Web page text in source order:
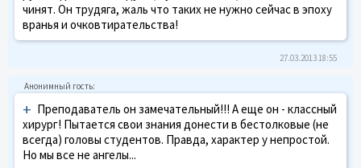
чинят. Он трудяга, жаль что таких не нужно сейчас в эпоху
вранья и очковтирательства!
27.03.2013 18:55
+ Преподаватель он замечательный!!! А еще он - классный
хирург! Пытается свои знания донести в бестолковые (не
всегда) головы студентов. Правда, характер у непростой.
Но мы все не ангелы...